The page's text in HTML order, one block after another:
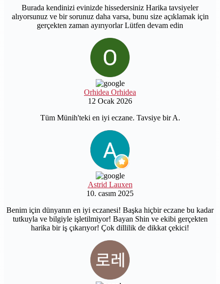
Burada kendinizi evinizde hissedersiniz Harika tavsiyeler
alıyorsunuz ve bir sorunuz daha varsa, bunu size açıklamak için
gerçekten zaman ayırıyorlar Lütfen devam edin
Orhidea Orhidea
12 Ocak 2026
Tüm Münih'teki en iyi eczane. Tavsiye bir A.
Astrid Lauxen
10. casım 2025
Benim için dünyanın en iyi eczanesi! Başka hiçbir eczane bu kadar
tutkuyla ve bilgiyle işletilmiyor! Bayan Shin ve ekibi gerçekten
harika bir iş çıkarıyor! Çok dillilik de dikkat çekici!